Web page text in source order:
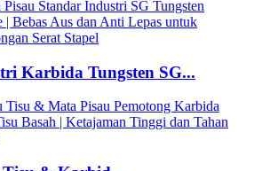
Karbida Tungsten SG...